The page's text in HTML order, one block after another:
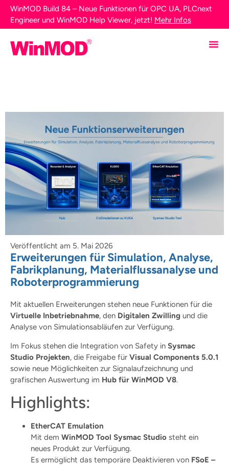
WinMOD Build 84 – Neue Funktionen für OPC UA, PLCnext
Engineer und WinMOD Help Viewer, jetzt! Mehr Infos
Veröffentlicht am 5. Mai 2026
Erweiterungen für Simulation, Analyse,
Fabrikplanung, Materialflussanalyse und
Roboterprogrammierung
Mit aktuellen Erweiterungen stehen neue Funktionen für die
Virtuelle Inbetriebnahme, den Digitalen Zwilling und die
Analyse von Simulationsabläufen zur Verfügung.
Im Fokus stehen die Integration von Safety in Sysmac
Studio Projekten, die Freigabe für Visual Components 5.0.1
sowie neue Möglichkeiten zur Signalaufzeichnung und
grafischen Auswertung im Hub für WinMOD V8.
Highlights:
EtherCAT Emulation
Mit dem WinMOD Tool Sysmac Studio steht ein
neues Produkt zur Verfügung.
Es ermöglicht das temporäre Deaktivieren von FSoE –